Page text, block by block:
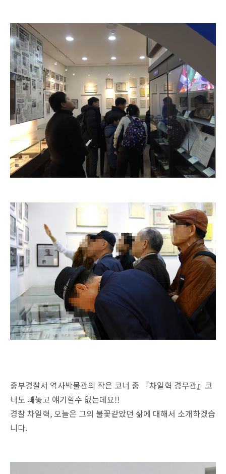
중부경찰서 역사박물관의 작은 코너 중 『차일혁 경무관』코
너도 빼놓고 얘기할수 없는데요!!
경찰 차일혁, 오늘은 그의 불꽃같았던 삶에 대해서 소개하겠습
니다.